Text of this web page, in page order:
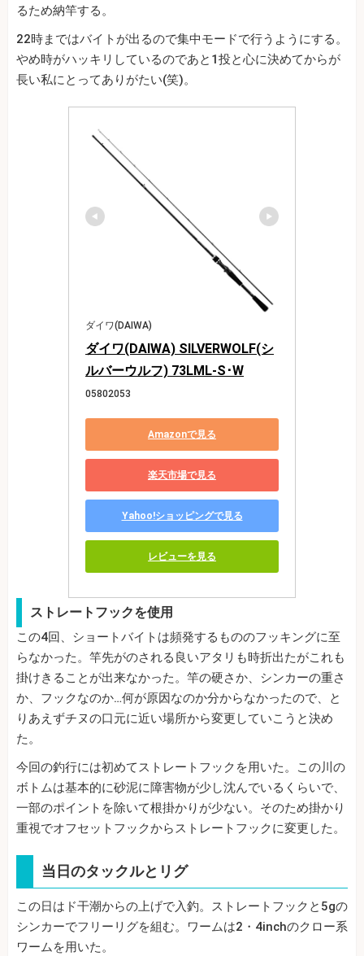
るため納竿する。
22時まではバイトが出るので集中モードで行うようにする。
やめ時がハッキリしているのであと1投と心に決めてからが
長い私にとってありがたい(笑)。
ダイワ(DAIWA)
ダイワ(DAIWA) SILVERWOLF(シ
ルバーウルフ) 73LML-S･W
05802053
Amazonで見る
楽天市場で見る
Yahoo!ショッピングで見る
レビューを見る
ストレートフックを使用
この4回、ショートバイトは頻発するもののフッキングに至
らなかった。竿先がのされる良いアタリも時折出たがこれも
掛けきることが出来なかった。竿の硬さか、シンカーの重さ
か、フックなのか…何が原因なのか分からなかったので、と
りあえずチヌの口元に近い場所から変更していこうと決め
た。
今回の釣行には初めてストレートフックを用いた。この川の
ボトムは基本的に砂泥に障害物が少し沈んでいるくらいで、
一部のポイントを除いて根掛かりが少ない。そのため掛かり
重視でオフセットフックからストレートフックに変更した。
当日のタックルとリグ
この日はド干潮からの上げで入釣。ストレートフックと5gの
シンカーでフリーリグを組む。ワームは2・4inchのクロー系
ワームを用いた。